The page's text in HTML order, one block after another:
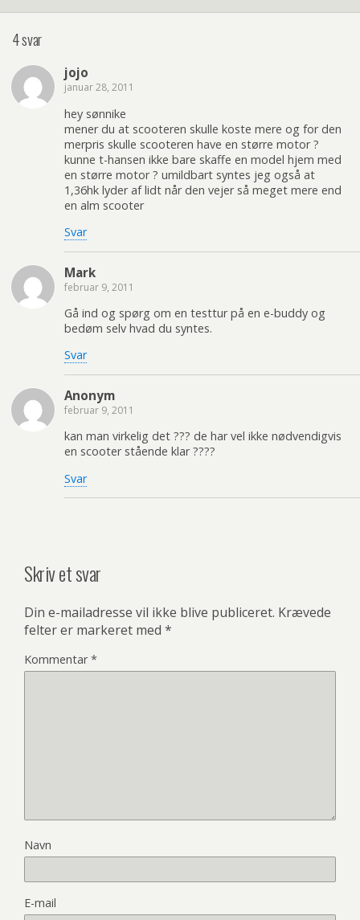
4 svar
jojo
januar 28, 2011
hey sønnike
mener du at scooteren skulle koste mere og for den
merpris skulle scooteren have en større motor ?
kunne t-hansen ikke bare skaffe en model hjem med
en større motor ? umildbart syntes jeg også at
1,36hk lyder af lidt når den vejer så meget mere end
en alm scooter
Svar
Mark
februar 9, 2011
Gå ind og spørg om en testtur på en e-buddy og
bedøm selv hvad du syntes.
Svar
Anonym
februar 9, 2011
kan man virkelig det ??? de har vel ikke nødvendigvis
en scooter stående klar ????
Svar
Skriv et svar
Din e-mailadresse vil ikke blive publiceret. Krævede
felter er markeret med *
Kommentar*
Navn
E-mail